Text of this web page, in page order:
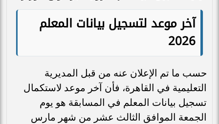
آخر موعد لتسجيل بيانات المعلم
2026
حسب ما تم الإعلان عنه من قبل المديرية
التعليمية في القاهرة، فأن آخر موعد لاستكمال
تسجيل بيانات المعلم في المسابقة هو يوم
الجمعة الموافق الثالث عشر من شهر مارس